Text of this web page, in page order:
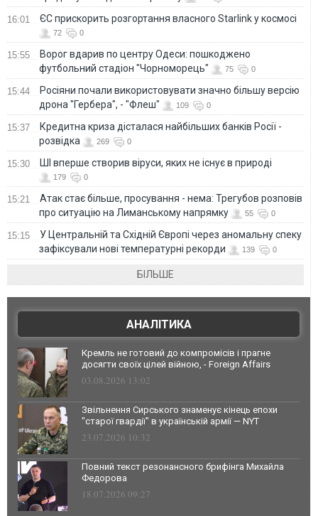
16:01 ЄС прискорить розгортання власного Starlink у космосі
72 0
15:55
Ворог вдарив по центру Одеси: пошкоджено
футбольний стадіон "Чорноморець"
75 0
15:44
Росіяни почали використовувати значно більшу версію
дрона "Гербера", - "Флеш"
109 0
15:37
Кредитна криза дісталася найбільших банків Росії -
розвідка
269 0
15:30 ШІ вперше створив віруси, яких не існує в природі
179 0
15:21
Атак стає більше, просування - нема: Трегубов розповів
про ситуацію на Лиманському напрямку
55 0
15:15
У Центральній та Східній Європі через аномальну спеку
зафіксували нові температурні рекорди
139 0
БІЛЬШЕ
АНАЛІТИКА
Кремль не готовий до компромісів і прагне
досягти своїх цілей війною, - Foreign Affairs
03.08.2026 13:02
Звільнення Сирського знаменує кінець епохи
"старої гвардії" в українській армії — NYT
23.07.2026 10:32
Повний текст резонансного брифінга Михайла
Федорова
18.07.2026 09:27